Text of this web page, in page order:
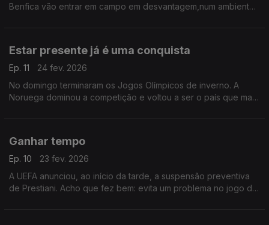
Benfica vão entrar em campo em desvantagem,num ambiente
Estar presente já é uma conquista
Ep. 11
24 fev. 2026
No domingo terminaram os Jogos Olímpicos de inverno. A
Noruega dominou a competição e voltou a ser o país que mais
Ganhar tempo
Ep. 10
23 fev. 2026
A UEFA anunciou, ao início da tarde, a suspensão preventiva
de Prestiani. Acho que fez bem: evita um problema no jogo da